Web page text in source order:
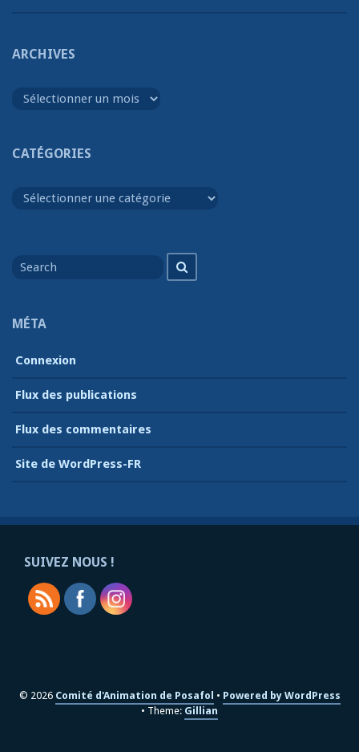
ARCHIVES
CATÉGORIES
for
MÉTA
Connexion
Flux des publications
Flux des commentaires
Site de WordPress-FR
SUIVEZ NOUS !
© 2026 Comité d'Animation de Posafol
Powered by WordPress
Theme: Gillian